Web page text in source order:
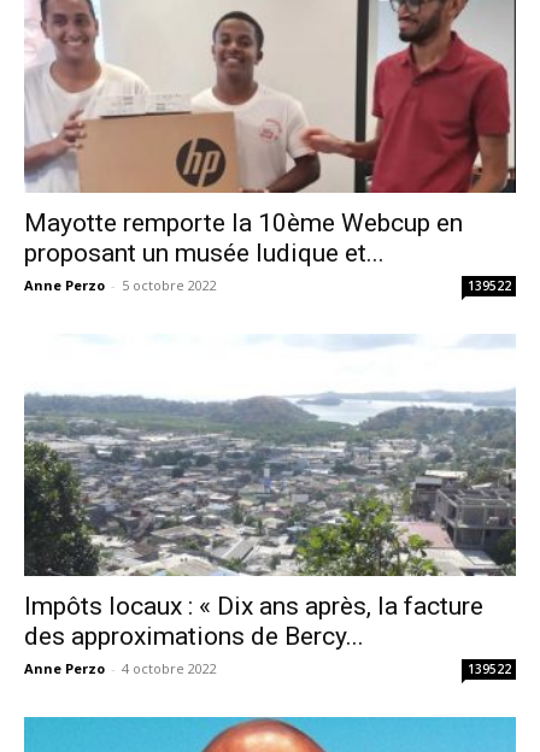
Mayotte remporte la 10ème Webcup en
proposant un musée ludique et...
Anne Perzo - 5 octobre 2022 139522
Impôts locaux : « Dix ans après, la facture
des approximations de Bercy...
Anne Perzo - 4 octobre 2022 139522